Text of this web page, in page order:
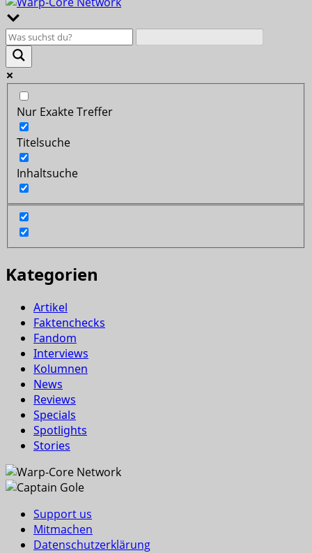
Nur Exakte Treffer
Titelsuche
Inhaltsuche
Kategorien
Artikel
Faktenchecks
Fandom
Interviews
Kolumnen
News
Reviews
Specials
Spotlights
Stories
Support us
Mitmachen
Datenschutzerklärung